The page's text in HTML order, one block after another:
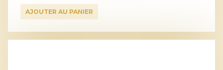
AJOUTER AU PANIER